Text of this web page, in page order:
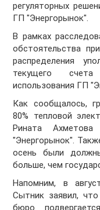
регуляторных
ГП "Энергорынок".
В рамках
обстоятельства
распределения
текущего
использования ГП
Как сообщалось,
80% тепловой
Рината
"Энергорынок".
осень были
больше, чем
Напомним, в
Сытник заявил, что
бюро